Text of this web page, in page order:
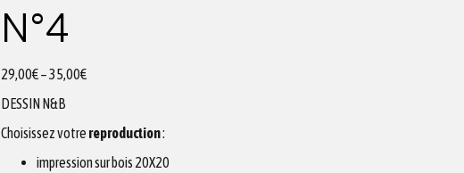
N°4
29,00€–35,00€
DESSIN N&B
Choisissez votre reproduction:
impression sur bois 20X20